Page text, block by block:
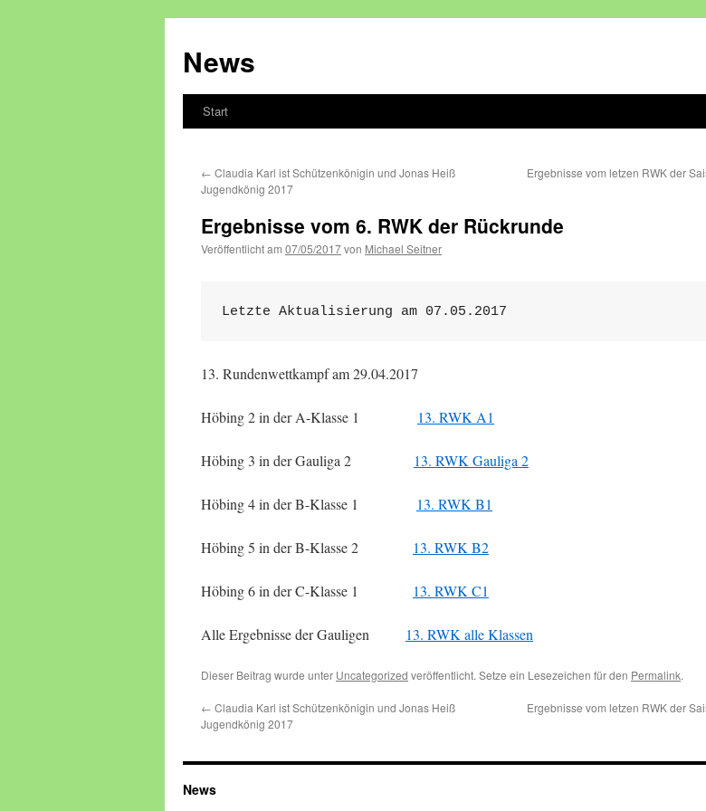
springen
News
Start
← Claudia Karl ist Schützenkönigin und Jonas Heiß
Jugendkönig 2017
Ergebnisse vom letzen RWK der
Ergebnisse vom 6. RWK der Rückrunde
Veröffentlicht am 07/05/2017von Michael Seitner
Letzte Aktualisierung am 07.05.2017
13. Rundenwettkampf am 29.04.2017
Höbing 2 in der A-Klasse 1 13. RWK A1
Höbing 3 in der Gauliga 2 13. RWK Gauliga 2
Höbing 4 in der B-Klasse 1 13. RWK B1
Höbing 5 in der B-Klasse 2 13. RWK B2
Höbing 6 in der C-Klasse 1 13. RWK C1
Alle Ergebnisse der Gauligen 13. RWK alle Klassen
Dieser Beitrag wurde unter Uncategorized veröffentlicht. Setze ein Lesezeichen für den Permalink.
← Claudia Karl ist Schützenkönigin und Jonas Heiß
Jugendkönig 2017
Ergebnisse vom letzen RWK der
News